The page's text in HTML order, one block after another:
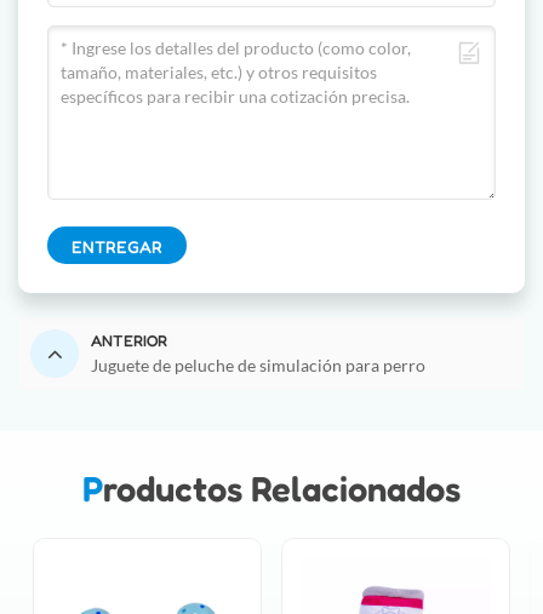
ENTREGAR
ANTERIOR
Juguete de peluche de simulación para perro
Productos Relacionados